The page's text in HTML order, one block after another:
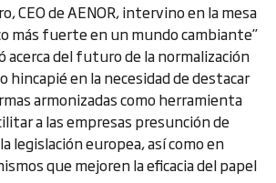
CEO de AENOR, intervino en la mesa
más fuerte en un mundo cambiante”
del futuro de la normalización
hincapié en la necesidad de destacar
armonizadas como herramienta
a las empresas presunción de
legislación europea, así como en
que mejoren la eficacia del papel